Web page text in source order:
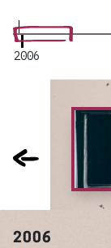
2006
2006